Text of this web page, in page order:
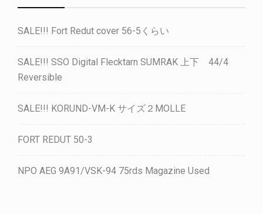
SALE!!! Fort Redut cover 56-5くらい
SALE!!! SSO Digital Flecktarn SUMRAK 上下 44/4
Reversible
SALE!!! KORUND-VM-K サイズ２MOLLE
FORT REDUT 50-3
NPO AEG 9A91/VSK-94 75rds Magazine Used